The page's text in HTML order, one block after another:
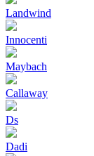
Landwind
Innocenti
Maybach
Callaway
Ds
Dadi